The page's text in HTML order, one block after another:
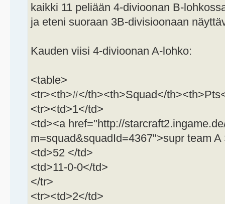
kaikki 11 peliään 4-divioonan B-
ja eteni suoraan 3B-divisioonaan
Kauden viisi 4-divioonan A-lohko:
<table>
<tr><th>#</th><th>Squad</
<tr><td>1</td>
<td><a href="http://
m=squad&squadId=4367">supr team
<td>52 </td>
<td>11-0-0</td>
</tr>
<tr><td>2</td>